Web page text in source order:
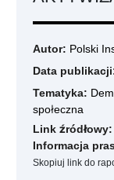
Autor: Polski
Data
Tematyka:
społeczna
Link źródłowy:
Informacja
Skopiuj link do